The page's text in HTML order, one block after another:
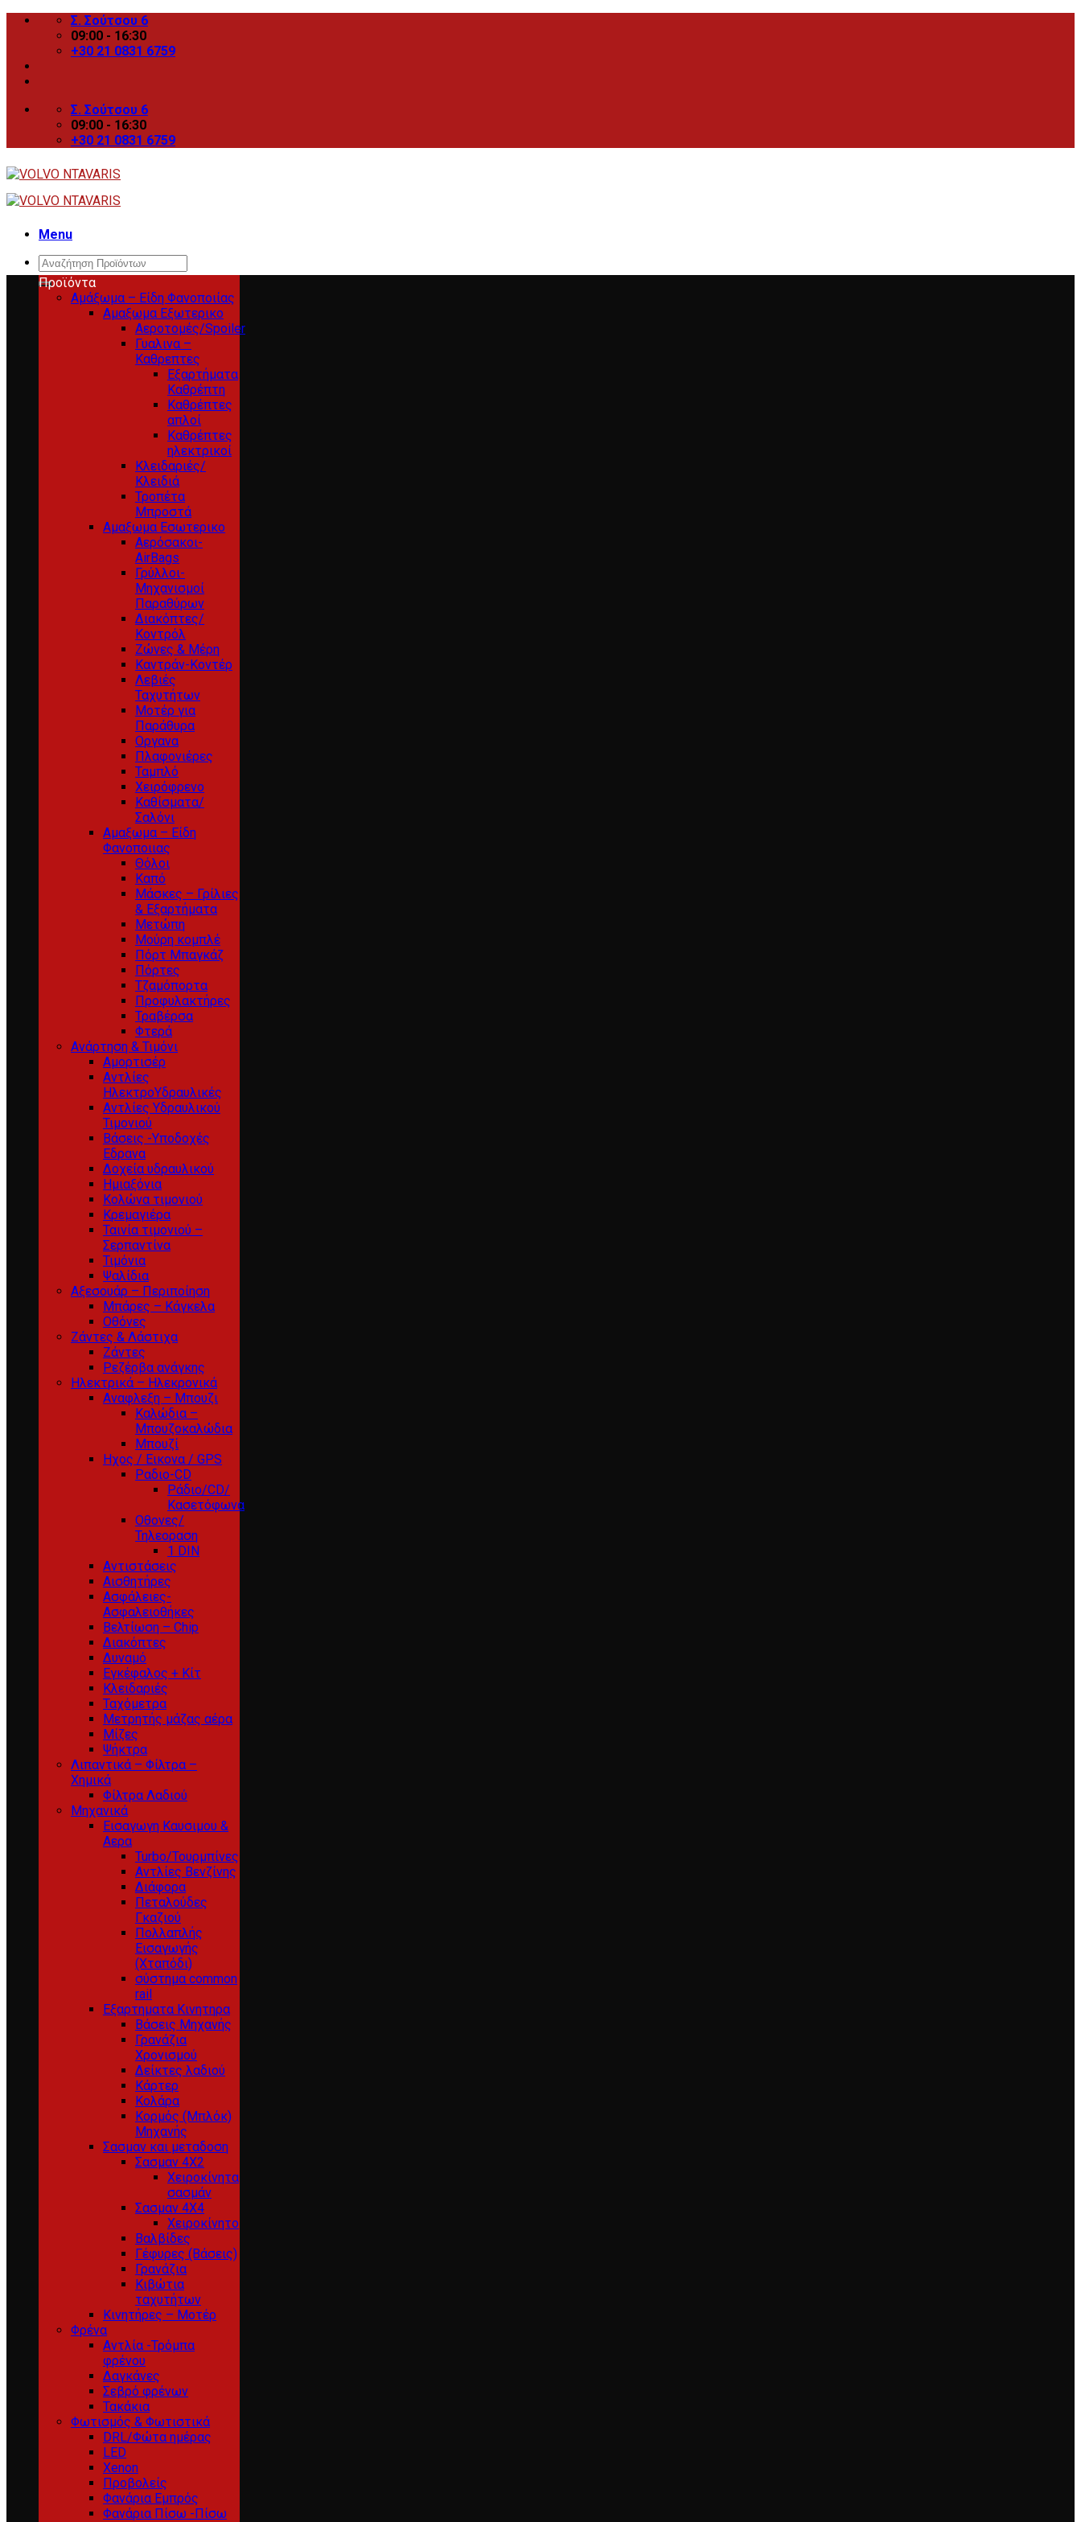
Skip
Σ. Σούτσου 6
09:00 - 16:30
+30 21 0831 6759
Σ. Σούτσου 6
09:00 - 16:30
+30 21 0831 6759
Menu
Search
for:
Προϊόντα
Αμάξωμα – Είδη Φανοποιίας
Αμαξωμα Εξωτερικο
Αεροτομές/Spoiler
Γυαλινα –
Καθρεπτες
Εξαρτήματα
Καθρέπτη
Καθρέπτες
απλοί
Καθρέπτες
ηλεκτρικοί
Κλειδαριές/
Κλειδιά
Τροπέτα
Μπροστά
Αμαξωμα Εσωτερικο
Αερόσακοι-
AirBags
Γρύλλοι-
Μηχανισμοί
Παραθύρων
Διακόπτες/
Κοντρόλ
Ζώνες & Μέρη
Καντράν-Κοντέρ
Λεβιές
Ταχυτήτων
Μοτέρ για
Παράθυρα
Οργανα
Πλαφονιέρες
Ταμπλό
Χειρόφρενο
Καθίσματα/
Σαλόνι
Αμαξωμα – Είδη
Φανοποιιας
Θόλοι
Καπό
Μάσκες – Γρίλιες
& Εξαρτήματα
Μετώπη
Μούρη κομπλέ
Πόρτ Μπαγκάζ
Πόρτες
Τζαμόπορτα
Προφυλακτήρες
Τραβέρσα
Φτερά
Ανάρτηση & Τιμόνι
Αμορτισέρ
Αντλίες
ΗλεκτροΥδραυλικές
Αντλίες Υδραυλικού
Τιμονιού
Βάσεις -Υποδοχές
Εδρανα
Δοχεία υδραυλικού
Ημιαξόνια
Κολώνα τιμονιού
Κρεμαγιέρα
Ταινία τιμονιού –
Σερπαντίνα
Τιμόνια
Ψαλίδια
Αξεσουάρ – Περιποίηση
Μπάρες – Κάγκελα
Οθόνες
Ζάντες & Λάστιχα
Ζάντες
Ρεζέρβα ανάγκης
Ηλεκτρικά – Ηλεκρονικά
Αναφλεξη – Μπουζι
Καλώδια –
Μπουζοκαλώδια
Μπουζί
Ηχος / Εικονα / GPS
Ραδιο-CD
Ράδιο/CD/
Κασετόφωνα
Οθονες/
Τηλεοραση
1 DIN
Αντιστάσεις
Αισθητήρες
Ασφάλειες-
Ασφαλειοθήκες
Βελτίωση – Chip
Διακόπτες
Δυναμό
Εγκέφαλος + Κίτ
Κλειδαριές
Ταχόμετρα
Μετρητής μάζας αέρα
Μίζες
Ψήκτρα
Λιπαντικά – Φίλτρα –
Χημικά
Φίλτρα Λαδιού
Μηχανικά
Εισαγωγη Καυσιμου &
Αερα
Turbo/Τουρμπίνες
Αντλίες Βενζίνης
Διάφορα
Πεταλούδες
Γκαζιού
Πολλαπλής
Εισαγωγής
(Χταπόδι)
σύστημα common
rail
Εξαρτηματα Κινητηρα
Βάσεις Μηχανής
Γρανάζια
Χρονισμού
Δείκτες λαδιού
Κάρτερ
Κολάρα
Κορμός (Μπλόκ)
Μηχανής
Σασμαν και μεταδοση
Σασμαν 4Χ2
Χειροκίνητα
σασμάν
Σασμαν 4Χ4
Χειροκίνητο
Βαλβίδες
Γέφυρες (Βάσεις)
Γρανάζια
Κιβώτια
ταχυτήτων
Κινητήρες – Μοτέρ
Φρένα
Αντλία -Τρόμπα
φρένου
Δαγκάνες
Σεβρό φρένων
Τακάκια
Φωτισμός & Φωτιστικά
DRL/Φώτα ημέρας
LED
Xenon
Προβολείς
Φανάρια Εμπρός
Φανάρια Πίσω -Πίσω